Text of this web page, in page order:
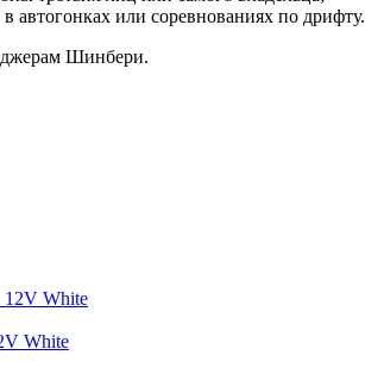
или соревнованиях по дрифту.
Шинбери.
White